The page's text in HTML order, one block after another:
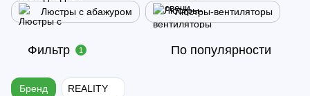
Люстры с абажуром Люстры-вентиляторы
Фильтр 1 По популярности
Бренд REALITY